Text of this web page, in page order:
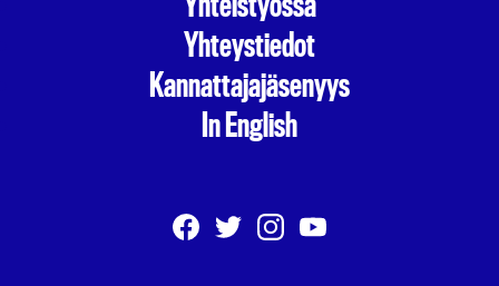
Yhteystiedot
Kannattajajäsenyys
In English